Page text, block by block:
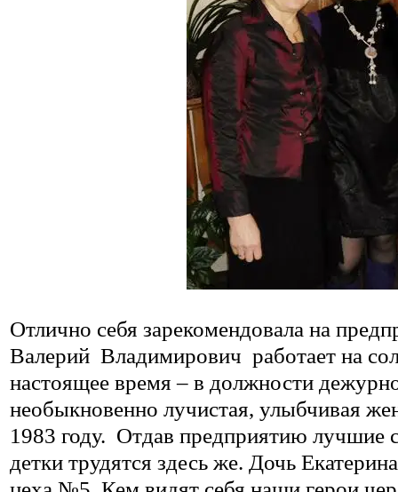
Отлично себя зарекомендовала на
Валерий Владимирович работает на
настоящее время – в должности
необыкновенно лучистая, улыбчивая
1983 году. Отдав предприятию лучшие
детки трудятся здесь же. Дочь